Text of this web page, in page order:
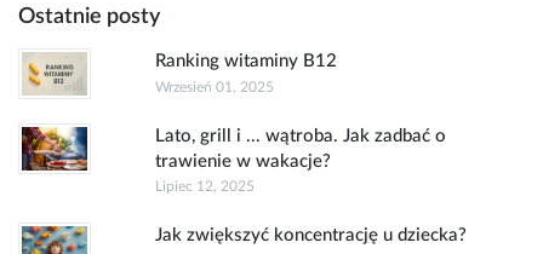
Ostatnie posty
Ranking witaminy B12
Wrzesień 01, 2025
Lato, grill i ... wątroba. Jak zadbać o
trawienie w wakacje?
Lipiec 12, 2025
Jak zwiększyć koncentrację u dziecka?